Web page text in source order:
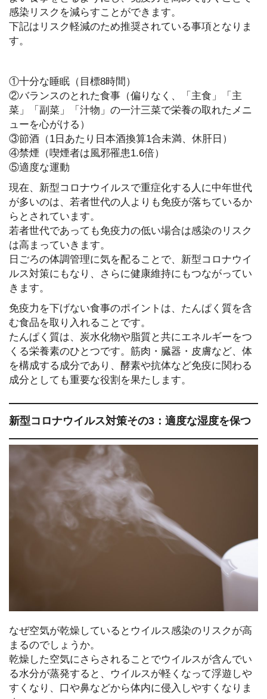
感染リスクを減らすことができます。
下記はリスク軽減のため推奨されている事項となりま
す。
①十分な睡眠（目標8時間）
②バランスのとれた食事（偏りなく、「主食」「主
菜」「副菜」「汁物」の一汁三菜で栄養の取れたメニ
ューを心がける）
③節酒（1日あたり日本酒換算1合未満、休肝日）
④禁煙（喫煙者は風邪罹患1.6倍）
⑤適度な運動
現在、新型コロナウイルスで重症化する人に中年世代
が多いのは、若者世代の人よりも免疫が落ちているか
らとされています。
若者世代であっても免疫力の低い場合は感染のリスク
は高まっていきます。
日ごろの体調管理に気を配ることで、新型コロナウイ
ルス対策にもなり、さらに健康維持にもつながってい
きます。
免疫力を下げない食事のポイントは、たんぱく質を含
む食品を取り入れることです。
たんぱく質は、炭水化物や脂質と共にエネルギーをつ
くる栄養素のひとつです。筋肉・臓器・皮膚など、体
を構成する成分であり、酵素や抗体など免疫に関わる
成分としても重要な役割を果たします。
新型コロナウイルス対策その3：適度な湿度を保つ
なぜ空気が乾燥しているとウイルス感染のリスクが高
まるのでしょうか。
乾燥した空気にさらされることでウイルスが含んでい
る水分が蒸発すると、ウイルスが軽くなって浮遊しや
すくなり、口や鼻などから体内に侵入しやすくなりま